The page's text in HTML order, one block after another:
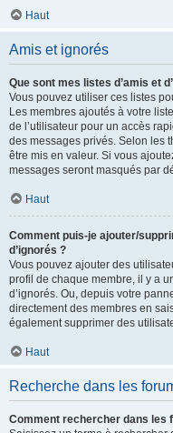
Haut
Amis et ignorés
Que sont mes listes d’amis et
Vous pouvez utiliser ces listes
Les membres ajoutés à votre
de l’utilisateur pour un accès
des messages privés. Selon les
être mis en valeur. Si vous
messages seront masqués par
Haut
Comment puis-je ajouter/
d’ignorés ?
Vous pouvez ajouter des
profil de chaque membre, il y a
d’ignorés. Ou, depuis votre
directement des membres en
également supprimer des
Haut
Recherche dans les
Comment rechercher dans les